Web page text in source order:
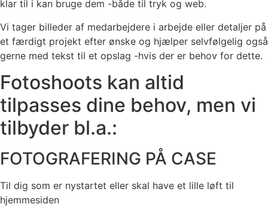
klar til i kan bruge dem -både til tryk og web.
Vi tager billeder af medarbejdere i arbejde eller detaljer på
et færdigt projekt efter ønske og hjælper selvfølgelig også
gerne med tekst til et opslag -hvis der er behov for dette.
Fotoshoots kan altid
tilpasses dine behov, men vi
tilbyder bl.a.:
FOTOGRAFERING PÅ CASE
Til dig som er nystartet eller skal have et lille løft til
hjemmesiden